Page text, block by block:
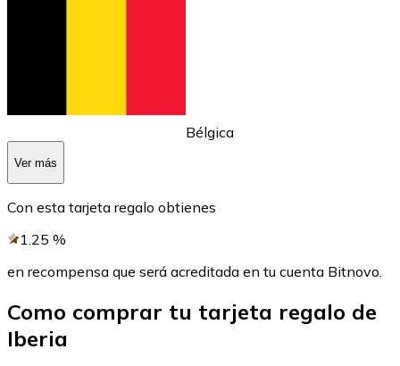
Bélgica
Ver más
Con esta tarjeta regalo obtienes
1.25 %
en recompensa que será acreditada en tu cuenta Bitnovo.
Como comprar tu tarjeta regalo de
Iberia